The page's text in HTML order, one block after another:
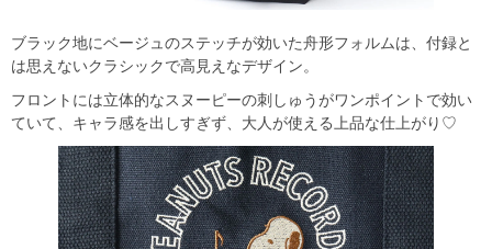
ブラック地にベージュのステッチが効いた舟形フォルムは、付録と
は思えないクラシックで高見えなデザイン。
フロントには立体的なスヌーピーの刺しゅうがワンポイントで効い
ていて、キャラ感を出しすぎず、大人が使える上品な仕上がり♡